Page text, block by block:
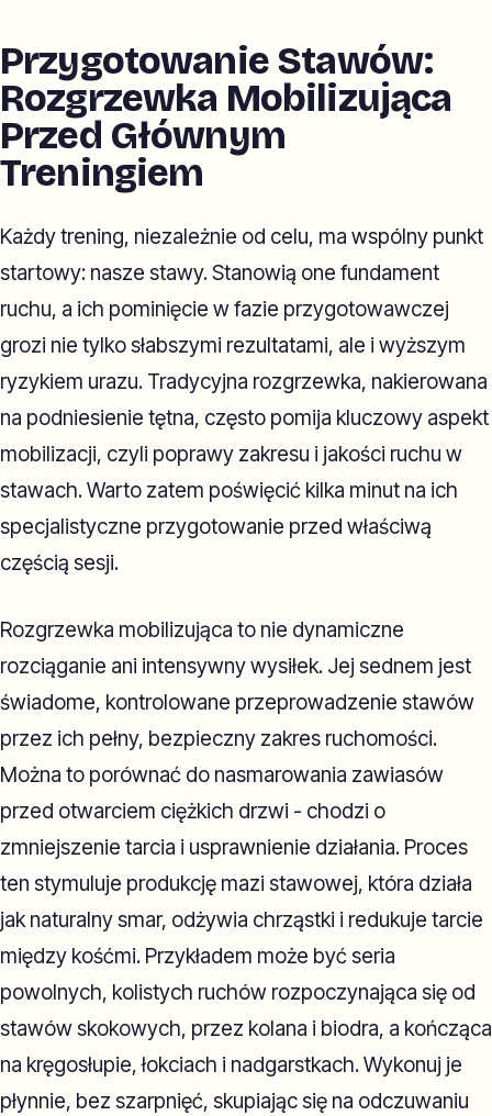
Przygotowanie Stawów:
Rozgrzewka Mobilizująca
Przed Głównym
Treningiem
Każdy trening, niezależnie od celu, ma wspólny punkt
startowy: nasze stawy. Stanowią one fundament
ruchu, a ich pominięcie w fazie przygotowawczej
grozi nie tylko słabszymi rezultatami, ale i wyższym
ryzykiem urazu. Tradycyjna rozgrzewka, nakierowana
na podniesienie tętna, często pomija kluczowy aspekt
mobilizacji, czyli poprawy zakresu i jakości ruchu w
stawach. Warto zatem poświęcić kilka minut na ich
specjalistyczne przygotowanie przed właściwą
częścią sesji.
Rozgrzewka mobilizująca to nie dynamiczne
rozciąganie ani intensywny wysiłek. Jej sednem jest
świadome, kontrolowane przeprowadzenie stawów
przez ich pełny, bezpieczny zakres ruchomości.
Można to porównać do nasmarowania zawiasów
przed otwarciem ciężkich drzwi - chodzi o
zmniejszenie tarcia i usprawnienie działania. Proces
ten stymuluje produkcję mazi stawowej, która działa
jak naturalny smar, odżywia chrząstki i redukuje tarcie
między kośćmi. Przykładem może być seria
powolnych, kolistych ruchów rozpoczynająca się od
stawów skokowych, przez kolana i biodra, a kończąca
na kręgosłupie, łokciach i nadgarstkach. Wykonuj je
płynnie, bez szarpnięć, skupiając się na odczuwaniu